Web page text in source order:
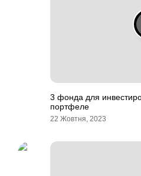
3 фонда для
портфеле
22 Жовтня, 2023